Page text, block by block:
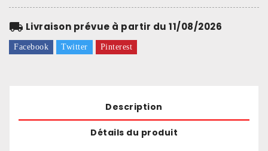
local_shipping Livraison prévue à partir du 11/08/2026
Facebook Twitter Pinterest
Description
Détails du produit